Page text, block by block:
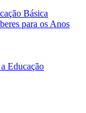
Básica
para os Anos
Educação